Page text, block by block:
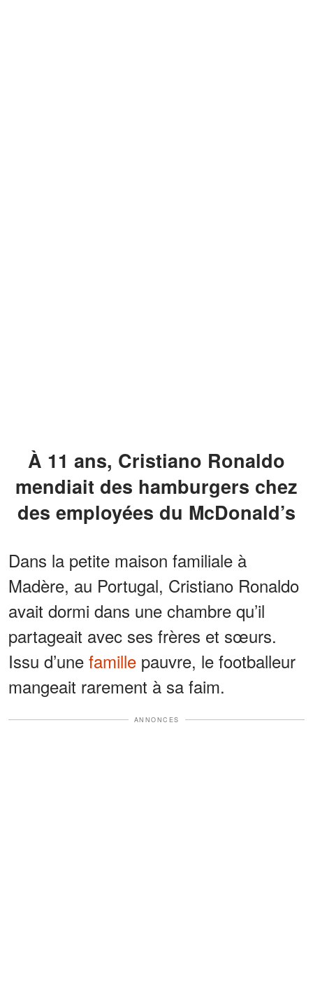
À 11 ans, Cristiano Ronaldo
mendiait des hamburgers chez
des employées du McDonald’s
Dans la petite maison familiale à
Madère, au Portugal, Cristiano Ronaldo
avait dormi dans une chambre qu’il
partageait avec ses frères et sœurs.
Issu d’une famille pauvre, le footballeur
mangeait rarement à sa faim.
ANNONCES